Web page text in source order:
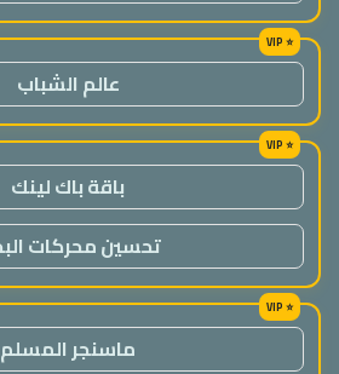
عالم الشباب
باقة باك لينك
تحسين محركات
ماسنجر المسلم